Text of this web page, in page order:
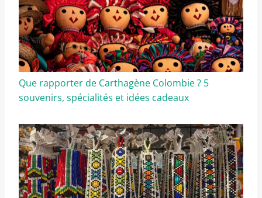
Que rapporter de Carthagène Colombie ? 5
souvenirs, spécialités et idées cadeaux